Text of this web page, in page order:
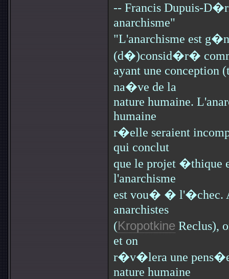
-- Francis Dupuis-
anarchisme"
"L'anarchisme est
(d�)consid�r�
ayant une conception
na�ve de la
nature humaine.
humaine
r�elle seraient
qui conclut
que le projet �thique
l'anarchisme
est vou� � l'�chec.
anarchistes
(Kropotkine Reclus),
et on
r�v�lera une pens�e
nature humaine